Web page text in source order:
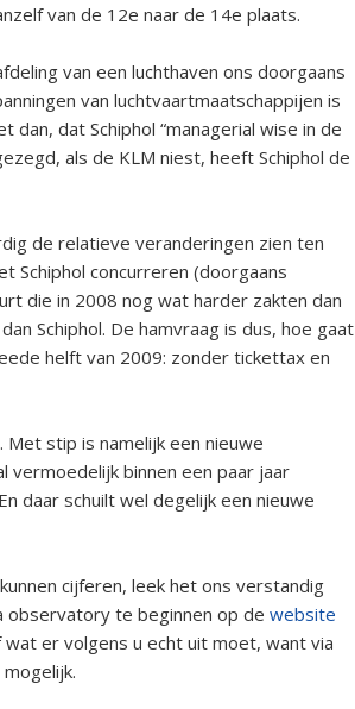
van de 12e naar de 14e plaats.
van een luchthaven ons doorgaans
van luchtvaartmaatschappijen is
dan, dat Schiphol “managerial wise in de
als de KLM niest, heeft Schiphol de
de relatieve veranderingen zien ten
Schiphol concurreren (doorgaans
die in 2008 nog wat harder zakten dan
Schiphol. De hamvraag is dus, hoe gaat
helft van 2009: zonder tickettax en
stip is namelijk een nieuwe
vermoedelijk binnen een paar jaar
daar schuilt wel degelijk een nieuwe
cijferen, leek het ons verstandig
te beginnen op de website
er volgens u echt uit moet, want via